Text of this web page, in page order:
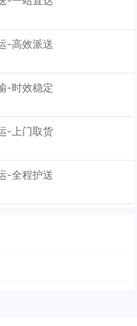
-高效派送
-时效稳定
-上门取货
-全程护送